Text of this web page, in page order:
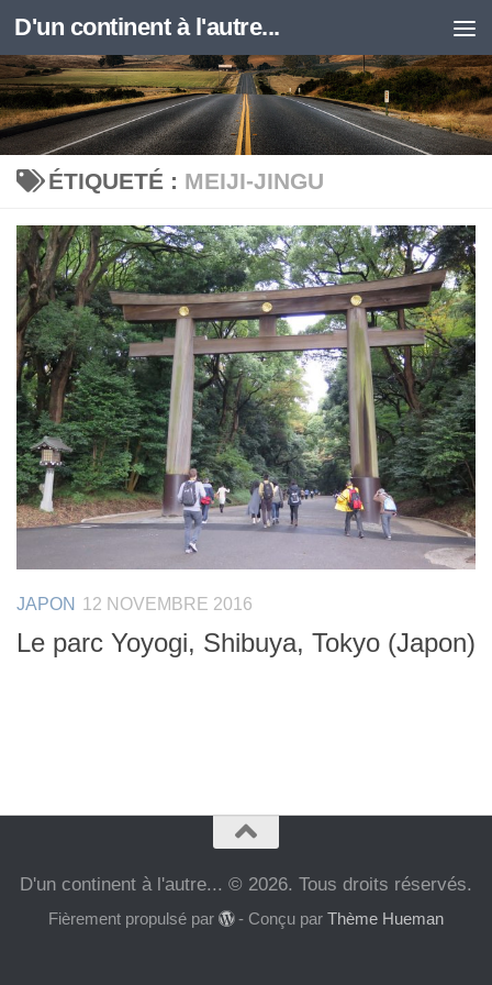
Skip to content
D'un continent à l'autre...
ÉTIQUETÉ : MEIJI-JINGU
JAPON 12 NOVEMBRE 2016
Le parc Yoyogi, Shibuya, Tokyo (Japon)
D'un continent à l'autre... © 2026. Tous droits réservés.
Fièrement propulsé par - Conçu parThème Hueman